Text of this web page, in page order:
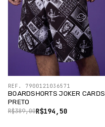
BOARDSHORTS JOKER CARDS
PRETO
R$194,50
R$389,00
REF. 7900121036571